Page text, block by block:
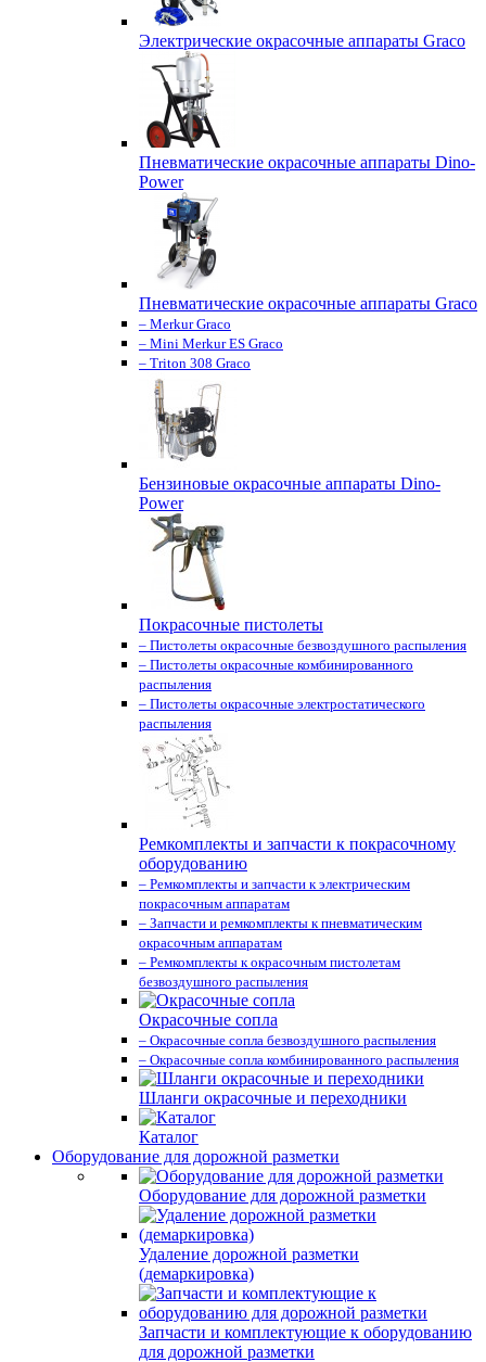
Электрические окрасочные аппараты Graco
Пневматические окрасочные аппараты Dino-
Power
Пневматические окрасочные аппараты Graco
– Merkur Graco
– Mini Merkur ES Graco
– Triton 308 Graco
Бензиновые окрасочные аппараты Dino-
Power
Покрасочные пистолеты
– Пистолеты окрасочные безвоздушного распыления
– Пистолеты окрасочные комбинированного
распыления
– Пистолеты окрасочные электростатического
распыления
Ремкомплекты и запчасти к покрасочному
оборудованию
– Ремкомплекты и запчасти к электрическим
покрасочным аппаратам
– Запчасти и ремкомплекты к пневматическим
окрасочным аппаратам
– Ремкомплекты к окрасочным пистолетам
безвоздушного распыления
Окрасочные сопла
– Окрасочные сопла безвоздушного распыления
– Окрасочные сопла комбинированного распыления
Шланги окрасочные и переходники
Каталог
Оборудование для дорожной разметки
Оборудование для дорожной разметки
Удаление дорожной разметки
(демаркировка)
Запчасти и комплектующие к оборудованию
для дорожной разметки